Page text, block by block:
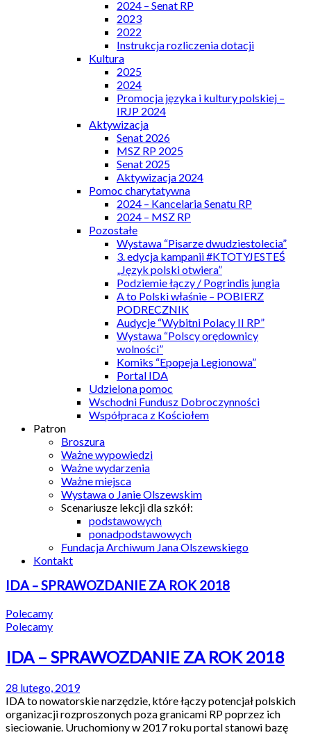
2024 – Senat RP
2023
2022
Instrukcja rozliczenia dotacji
Kultura
2025
2024
Promocja języka i kultury polskiej –
IRJP 2024
Aktywizacja
Senat 2026
MSZ RP 2025
Senat 2025
Aktywizacja 2024
Pomoc charytatywna
2024 – Kancelaria Senatu RP
2024 – MSZ RP
Pozostałe
Wystawa “Pisarze dwudziestolecia”
3. edycja kampanii #KTOTYJESTEŚ
„Język polski otwiera”
Podziemie łączy / Pogrindis jungia
A to Polski właśnie – POBIERZ
PODRECZNIK
Audycje “Wybitni Polacy II RP”
Wystawa “Polscy orędownicy
wolności”
Komiks “Epopeja Legionowa”
Portal IDA
Udzielona pomoc
Wschodni Fundusz Dobroczynności
Współpraca z Kościołem
Patron
Broszura
Ważne wypowiedzi
Ważne wydarzenia
Ważne miejsca
Wystawa o Janie Olszewskim
Scenariusze lekcji dla szkół:
podstawowych
ponadpodstawowych
Fundacja Archiwum Jana Olszewskiego
Kontakt
IDA – SPRAWOZDANIE ZA ROK 2018
Polecamy
Polecamy
IDA – SPRAWOZDANIE ZA ROK 2018
28 lutego, 2019
IDA to nowatorskie narzędzie, które łączy potencjał polskich
organizacji rozproszonych poza granicami RP poprzez ich
sieciowanie. Uruchomiony w 2017 roku portal stanowi bazę